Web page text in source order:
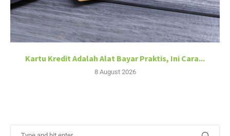
Kartu Kredit Adalah Alat Bayar Praktis, Ini Cara...
8 August 2026